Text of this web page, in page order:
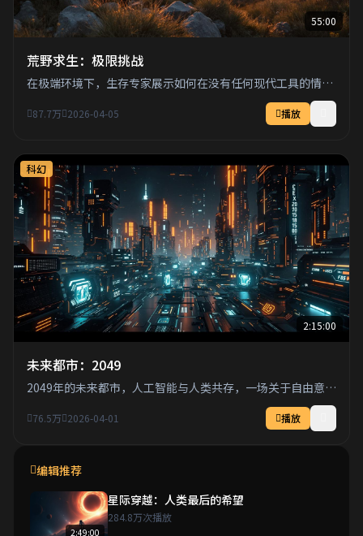
55:00
荒野求生：极限挑战
在极端环境下，生存专家展示如何在没有任何现代工具的情况
87.7万 2026-04-05 播放
2:15:00
科幻
未来都市：2049
2049年的未来都市，人工智能与人类共存，一场关于自由意志
76.5万 2026-04-01 播放
编辑推荐
2:49:00
星际穿越：人类最后的希望
284.8万次播放